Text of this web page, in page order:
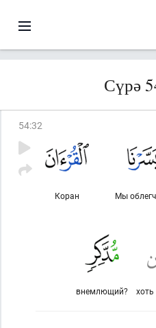
Сүрә
54:32
Мы
Коран
внемлющий?